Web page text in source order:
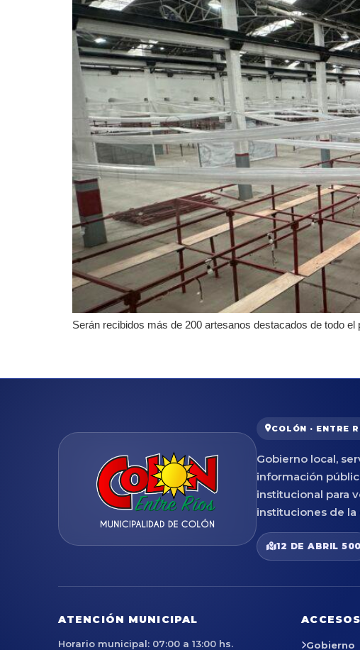
Serán recibidos más de 200 artesanos destacados de todo
COLÓN · ENTRE
Gobierno local,
información
institucional para
instituciones de la
12 DE ABRIL 500
ATENCIÓN MUNICIPAL
Horario municipal: 07:00 a 13:00 hs. Gobierno